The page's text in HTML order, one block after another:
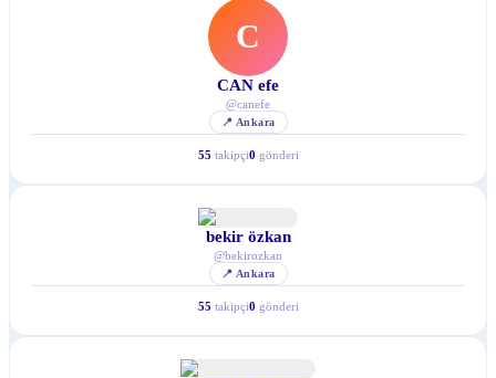
C
CAN efe
@canefe
📍 Ankara
55 takipçi0 gönderi
bekir özkan
@bekirozkan
📍 Ankara
55 takipçi0 gönderi